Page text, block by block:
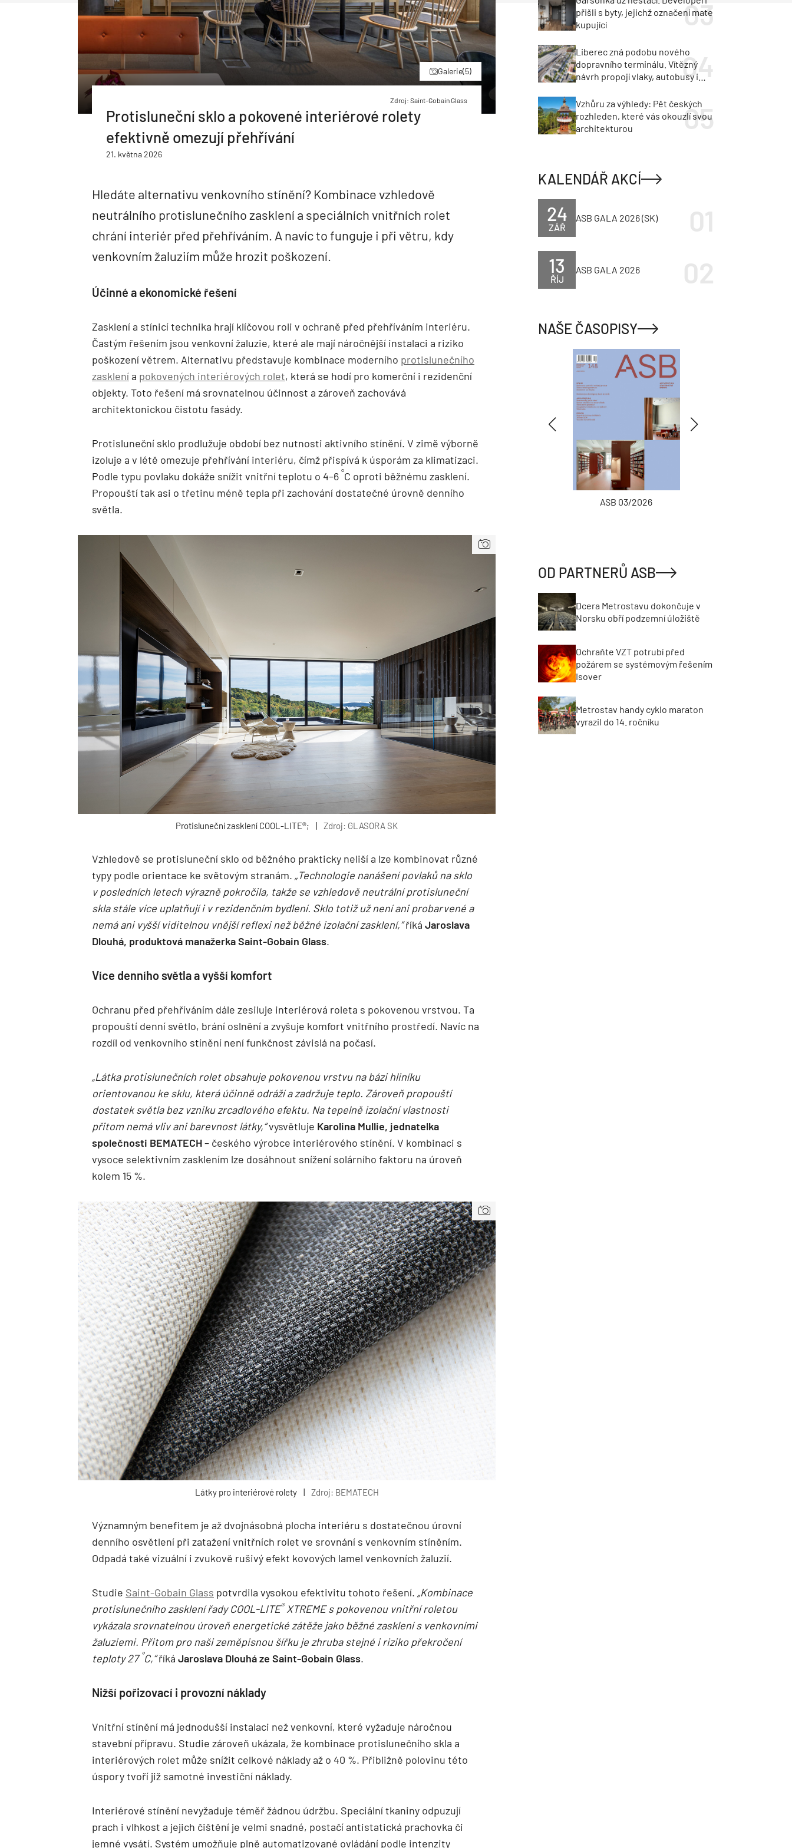
Galerie(5)
Zdroj: Saint-Gobain Glass
Protisluneční sklo a pokovené interiérové rolety
efektivně omezují přehřívání
21. května 2026
Hledáte alternativu venkovního stínění? Kombinace vzhledově
neutrálního protislunečního zasklení a speciálních vnitřních rolet
chrání interiér před přehříváním. A navíc to funguje i při větru, kdy
venkovním žaluziím může hrozit poškození.
Účinné a ekonomické řešení
Zasklení a stínicí technika hrají klíčovou roli v ochraně před přehříváním interiéru.
Častým řešením jsou venkovní žaluzie, které ale mají náročnější instalaci a riziko
poškození větrem. Alternativu představuje kombinace moderního protislunečního
zasklenía pokovených interiérových rolet, která se hodí pro komerční i rezidenční
objekty. Toto řešení má srovnatelnou účinnost a zároveň zachovává
architektonickou čistotu fasády.
Protisluneční sklo prodlužuje období bez nutnosti aktivního stínění. V zimě výborně
izoluje a v létě omezuje přehřívání interiéru, čímž přispívá k úsporám za klimatizaci.
Podle typu povlaku dokáže snížit vnitřní teplotu o 4–6 °C oproti běžnému zasklení.
Propouští tak asi o třetinu méně tepla při zachování dostatečné úrovně denního
světla.
Protisluneční zasklení COOL-LITE®; | Zdroj: GLASORA SK
Vzhledově se protisluneční sklo od běžného prakticky neliší a lze kombinovat různé
typy podle orientace ke světovým stranám. „Technologie nanášení povlaků na sklo
v posledních letech výrazně pokročila, takže se vzhledově neutrální protisluneční
skla stále více uplatňují i v rezidenčním bydlení. Sklo totiž už není ani probarvené a
nemá ani vyšší viditelnou vnější reflexi než běžné izolační zasklení,“říká Jaroslava
Dlouhá, produktová manažerka Saint-Gobain Glass.
Více denního světla a vyšší komfort
Ochranu před přehříváním dále zesiluje interiérová roleta s pokovenou vrstvou. Ta
propouští denní světlo, brání oslnění a zvyšuje komfort vnitřního prostředí. Navíc na
rozdíl od venkovního stínění není funkčnost závislá na počasí.
„Látka protislunečních rolet obsahuje pokovenou vrstvu na bázi hliníku
orientovanou ke sklu, která účinně odráží a zadržuje teplo. Zároveň propouští
dostatek světla bez vzniku zrcadlového efektu. Na tepelně izolační vlastnosti
přitom nemá vliv ani barevnost látky,“vysvětluje Karolina Mullie, jednatelka
společnosti BEMATECH– českého výrobce interiérového stínění. V kombinaci s
vysoce selektivním zasklením lze dosáhnout snížení solárního faktoru na úroveň
kolem 15 %.
Látky pro interiérové rolety | Zdroj: BEMATECH
Významným benefitem je až dvojnásobná plocha interiéru s dostatečnou úrovní
denního osvětlení při zatažení vnitřních rolet ve srovnání s venkovním stíněním.
Odpadá také vizuální i zvukově rušivý efekt kovových lamel venkovních žaluzií.
Studie Saint-Gobain Glass potvrdila vysokou efektivitu tohoto řešení. „Kombinace
protislunečního zasklení řady COOL-LITE®XTREME s pokovenou vnitřní roletou
vykázala srovnatelnou úroveň energetické zátěže jako běžné zasklení s venkovními
žaluziemi. Přitom pro naši zeměpisnou šířku je zhruba stejné i riziko překročení
teploty 27 °C,“říká Jaroslava Dlouhá ze Saint-Gobain Glass.
Nižší pořizovací i provozní náklady
Vnitřní stínění má jednodušší instalaci než venkovní, které vyžaduje náročnou
stavební přípravu. Studie zároveň ukázala, že kombinace protislunečního skla a
interiérových rolet může snížit celkové náklady až o 40 %. Přibližně polovinu této
úspory tvoří již samotné investiční náklady.
Interiérové stínění nevyžaduje téměř žádnou údržbu. Speciální tkaniny odpuzují
prach i vlhkost a jejich čištění je velmi snadné, postačí antistatická prachovka či
jemné vysátí. Systém umožňuje plně automatizované ovládání podle intenzity
přišli s byty, jejichž označení mate
kupující
Liberec zná podobu nového
dopravního terminálu. Vítězný
návrh propojí vlaky, autobusy i
Vzhůru za výhledy: Pět českých
rozhleden, které vás okouzlí svou
architekturou
KALENDÁŘ AKCÍ
ZÁŘ
24 ASB GALA 2026 (SK)
ŘÍJ
13 ASB GALA 2026
NAŠE ČASOPISY
ASB 03/2026
OD PARTNERŮ ASB
Dcera Metrostavu dokončuje v
Norsku obří podzemní úložiště
Ochraňte VZT potrubí před
požárem se systémovým řešením
Isover
Metrostav handy cyklo maraton
vyrazil do 14. ročníku